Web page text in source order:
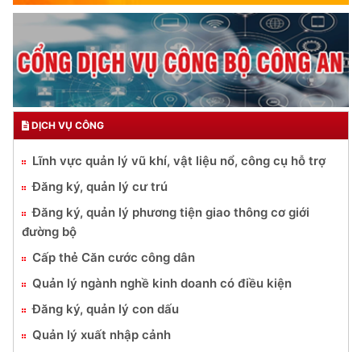
DỊCH VỤ CÔNG
Lĩnh vực quản lý vũ khí, vật liệu nổ, công cụ hỗ trợ
Đăng ký, quản lý cư trú
Đăng ký, quản lý phương tiện giao thông cơ giới
đường bộ
Cấp thẻ Căn cước công dân
Quản lý ngành nghề kinh doanh có điều kiện
Đăng ký, quản lý con dấu
Quản lý xuất nhập cảnh